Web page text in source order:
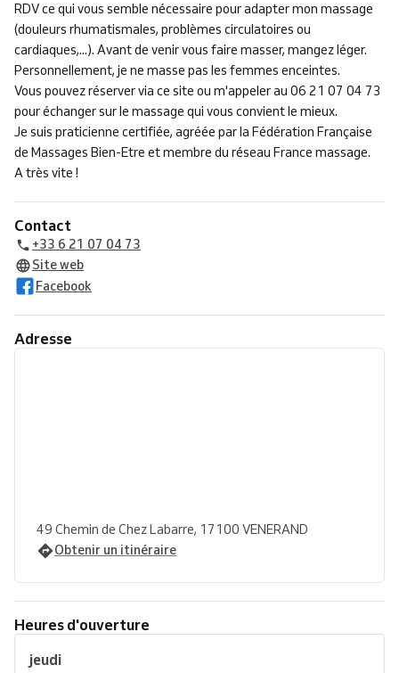
RDV ce qui vous semble nécessaire pour adapter mon massage
(douleurs rhumatismales, problèmes circulatoires ou
cardiaques,...). Avant de venir vous faire masser, mangez léger.
Personnellement, je ne masse pas les femmes enceintes.
Vous pouvez réserver via ce site ou m'appeler au 06 21 07 04 73
pour échanger sur le massage qui vous convient le mieux.
Je suis praticienne certifiée, agréée par la Fédération Française
de Massages Bien-Etre et membre du réseau France massage.
A très vite !
Contact
+33 6 21 07 04 73
Site web
Facebook
Adresse
49 Chemin de Chez Labarre, 17100 VENERAND
Obtenir un itinéraire
Heures d'ouverture
jeudi